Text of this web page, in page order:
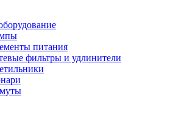
питания
фильтры и удлинители